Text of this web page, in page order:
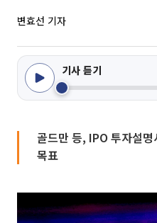
변효선 기자
기사 듣기
골드만 등, IPO 투자설
목표